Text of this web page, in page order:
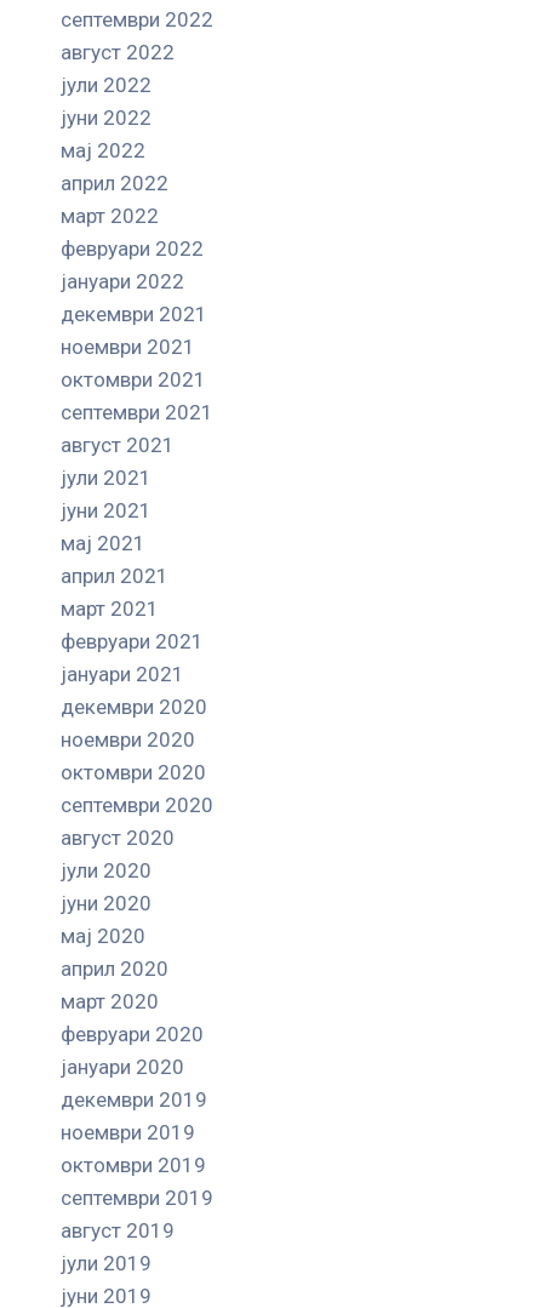
септември 2022
август 2022
јули 2022
јуни 2022
мај 2022
април 2022
март 2022
февруари 2022
јануари 2022
декември 2021
ноември 2021
октомври 2021
септември 2021
август 2021
јули 2021
јуни 2021
мај 2021
април 2021
март 2021
февруари 2021
јануари 2021
декември 2020
ноември 2020
октомври 2020
септември 2020
август 2020
јули 2020
јуни 2020
мај 2020
април 2020
март 2020
февруари 2020
јануари 2020
декември 2019
ноември 2019
октомври 2019
септември 2019
август 2019
јули 2019
јуни 2019